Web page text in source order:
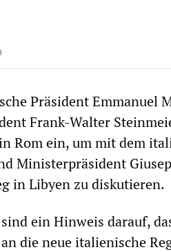
Präsident Emmanuel
Frank-Walter
Rom ein, um mit dem
Ministerpräsident
in Libyen zu diskutieren.
ein Hinweis darauf,
die neue italienische